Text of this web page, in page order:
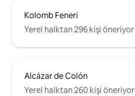
Kolomb Feneri
Yerel halktan 296 kişi öneriyor
Alcázar de Colón
Yerel halktan 260 kişi öneriyor